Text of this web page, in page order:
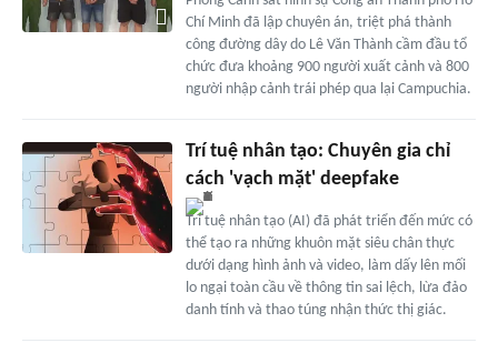
Chí Minh đã lập chuyên án, triệt phá thành
công đường dây do Lê Văn Thành cầm đầu tổ
chức đưa khoảng 900 người xuất cảnh và 800
người nhập cảnh trái phép qua lại Campuchia.
Trí tuệ nhân tạo: Chuyên gia chỉ
cách 'vạch mặt' deepfake
Trí tuệ nhân tạo (AI) đã phát triển đến mức có
thể tạo ra những khuôn mặt siêu chân thực
dưới dạng hình ảnh và video, làm dấy lên mối
lo ngại toàn cầu về thông tin sai lệch, lừa đảo
danh tính và thao túng nhận thức thị giác.